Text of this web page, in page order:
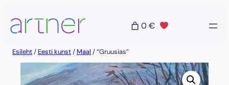
sisu
juurde
0 €
Esileht/ Eesti kunst/ Maal / “Gruusias”